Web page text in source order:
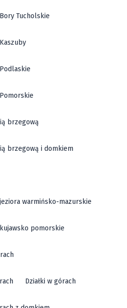
Tucholskie
brzegową
brzegową i domkiem
warmińsko-mazurskie
pomorskie
Działki w górach